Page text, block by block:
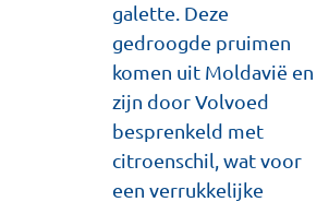
galette. Deze
gedroogde pruimen
komen uit Moldavië en
zijn door Volvoed
besprenkeld met
citroenschil, wat voor
een verrukkelijke